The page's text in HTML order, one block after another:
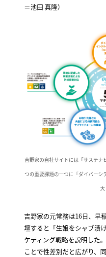
＝池田 真隆）
吉野家の自社サイトには「サステナ
つの重要課題の一つに「ダイバー
吉野家の元常務は16日、早
壇すると「生娘をシャブ漬
ケティング戦略を説明した
ことで性差別だと広がり、